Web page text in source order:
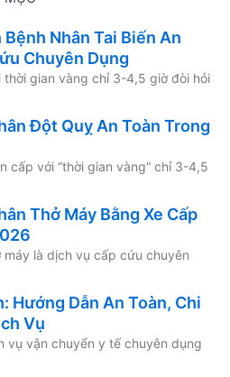
Nhân Tai Biến An
Chuyên Dụng
thời gian vàng chỉ 3-4,5 giờ đòi hỏi
Đột Quỵ An Toàn Trong
cấp với “thời gian vàng” chỉ 3-4,5
Thở Máy Bằng Xe Cấp
máy là dịch vụ cấp cứu chuyên
Hướng Dẫn An Toàn, Chi
Vụ
vụ vận chuyển y tế chuyên dụng